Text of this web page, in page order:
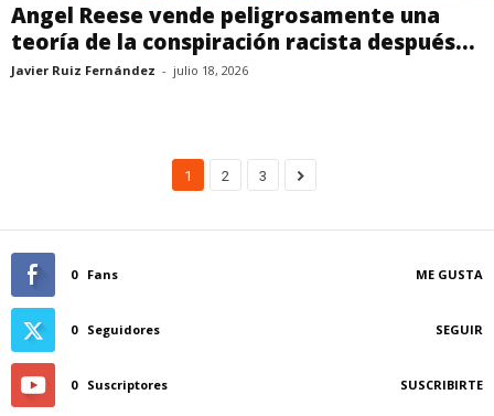
Angel Reese vende peligrosamente una
teoría de la conspiración racista después...
Javier Ruiz Fernández - julio 18, 2026
1 2 3
0 Fans ME GUSTA
0 Seguidores SEGUIR
0 Suscriptores SUSCRIBIRTE